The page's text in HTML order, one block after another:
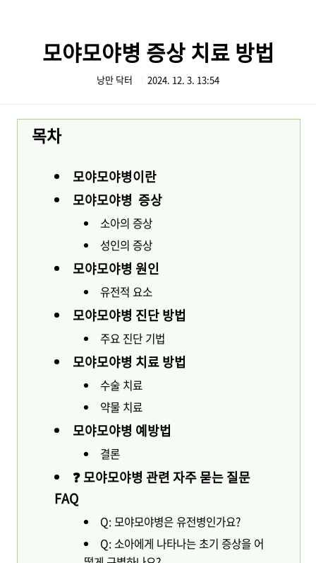
모야모야병 증상 치료 방법
낭만 닥터 2024. 12. 3. 13:54
목차
모야모야병이란
모야모야병 증상
소아의 증상
성인의 증상
모야모야병 원인
유전적 요소
모야모야병 진단 방법
주요 진단 기법
모야모야병 치료 방법
수술 치료
약물 치료
모야모야병 예방법
결론
❓ 모야모야병 관련 자주 묻는 질문
FAQ
Q: 모야모야병은 유전병인가요?
Q: 소아에게 나타나는 초기 증상을 어